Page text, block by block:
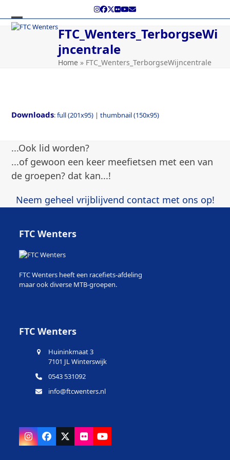
content
Instagram
Facebook
Twitter
Flickr
YouTube
E-
mail
Open
Close
FTC_Wenters_TerborgseWi
jncentrale
Home » FTC_Wenters_TerborgseWijncentrale
Downloads:full (201x95) |thumbnail (150x95)
...Ook lid worden?
...of gewoon een keer meefietsen met een van
de groepen? dat kan...!
Neem geheel vrijblijvend contact met ons op!
FTC Wenters
FTC Wenters heeft een racefiets-afdeling
maar ook diverse MTB-groepen.
FTC Wenters
Huininkmaat 3
7101 JL Winterswijk
0543 531092
info@ftcwenters.nl
Instagram
Facebook
X FlickrYouTube